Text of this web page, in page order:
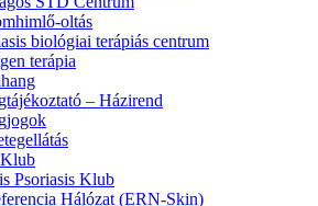
oltás
biológiai terápiás centrum
terápia
– Házirend
Psoriasis Klub
Hálózat (ERN-Skin)